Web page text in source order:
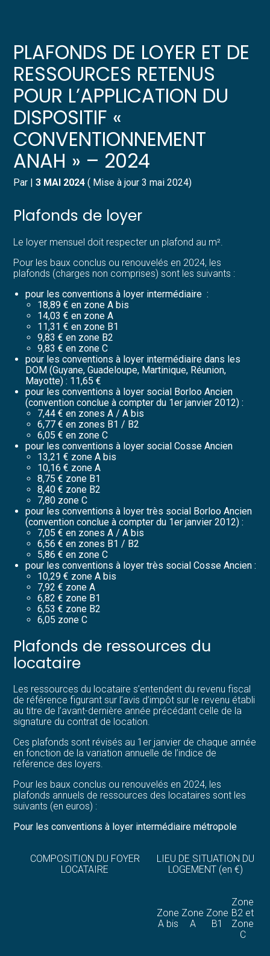
Gérer votre quotidien
Piloter votre entreprise
Développer votre entreprise
Construire votre patrimoine
Structurer votre croissance
Être prêt pour la facturation
Suivre votre comptabilité
Gérer vos ressources humaines
Dématérialiser vos documents
PLAFONDS DE LOYER ET DE
RESSOURCES RETENUS
POUR L’APPLICATION DU
DISPOSITIF «
CONVENTIONNEMENT
ANAH » – 2024
Par |3 MAI 2024 ( Mise à jour 3 mai 2024)
Plafonds de loyer
Le loyer mensuel doit respecter un plafond au m².
Pour les baux conclus ou renouvelés en 2024, les
plafonds (charges non comprises) sont les suivants :
pour les conventions à loyer intermédiaire :
18,89 € en zone A bis
14,03 € en zone A
11,31 € en zone B1
9,83 € en zone B2
9,83 € en zone C
pour les conventions à loyer intermédiaire dans les
DOM (Guyane, Guadeloupe, Martinique, Réunion,
Mayotte) : 11,65 €
pour les conventions à loyer social Borloo Ancien
(convention conclue à compter du 1er janvier 2012) :
7,44 € en zones A / A bis
6,77 € en zones B1 / B2
6,05 € en zone C
pour les conventions à loyer social Cosse Ancien
13,21 € zone A bis
10,16 € zone A
8,75 € zone B1
8,40 € zone B2
7,80 zone C
pour les conventions à loyer très social Borloo Ancien
(convention conclue à compter du 1er janvier 2012) :
7,05 € en zones A / A bis
6,56 € en zones B1 / B2
5,86 € en zone C
pour les conventions à loyer très social Cosse Ancien :
10,29 € zone A bis
7,92 € zone A
6,82 € zone B1
6,53 € zone B2
6,05 zone C
Plafonds de ressources du
locataire
Les ressources du locataire s’entendent du revenu fiscal
de référence figurant sur l’avis d’impôt sur le revenu établi
au titre de l’avant-dernière année précédant celle de la
signature du contrat de location.
Ces plafonds sont révisés au 1er janvier de chaque année
en fonction de la variation annuelle de l’indice de
référence des loyers.
Pour les baux conclus ou renouvelés en 2024, les
plafonds annuels de ressources des locataires sont les
suivants (en euros) :
Pour les conventions à loyer intermédiaire métropole
COMPOSITION DU FOYER
LOCATAIRE
LIEU DE SITUATION DU
LOGEMENT (en €)
Zone
A bis
Zone
A
Zone
B1
Zone
B2 et
Zone
C